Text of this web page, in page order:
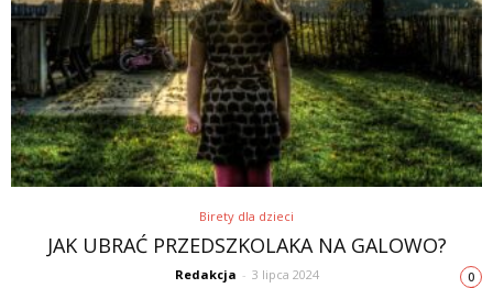
Birety dla dzieci
JAK UBRAĆ PRZEDSZKOLAKA NA GALOWO?
Redakcja - 3 lipca 2024 0